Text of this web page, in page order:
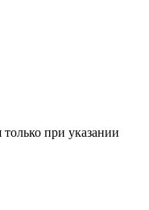
только при указании